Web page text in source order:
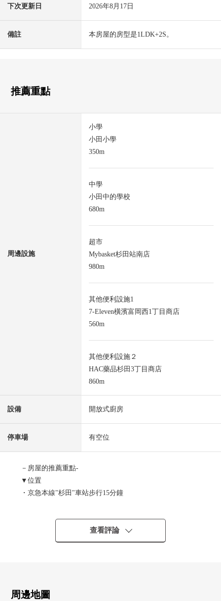
下次更新日 2026年8月17日
備註 本房屋的房型是1LDK+2S。
推薦重點
周邊設施
小學
小田小學
350m
中學
小田中的學校
680m
超市
Mybasket杉田站南店
980m
其他便利設施1
7-Eleven橫濱富岡西1丁目商店
560m
其他便利設施２
HAC藥品杉田3丁目商店
860m
設備 開放式廚房
停車場 有空位
－房屋的推薦重點-
▼位置
・京急本線"杉田"車站步行15分鐘
・有汽車空白(出自車型的)
・約5.7張塌塌米西式房間用2個壁櫥收藏，充實
查看評論
周邊地圖